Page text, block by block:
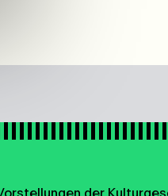
der